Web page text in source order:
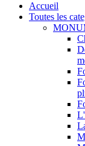
Accueil
Toutes les